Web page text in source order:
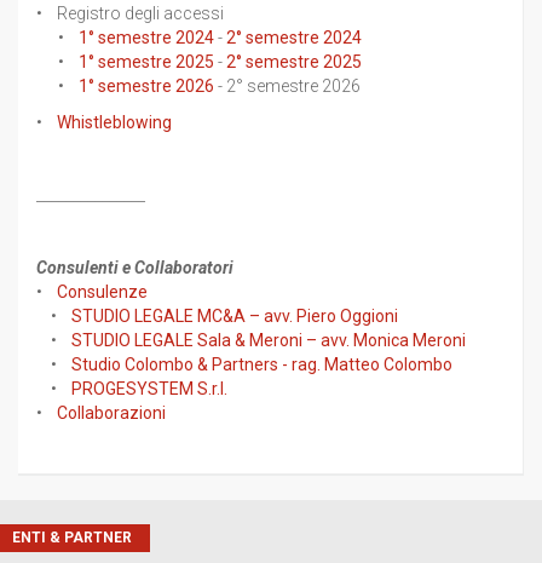
• Registro degli accessi
• 1° semestre 2024-2° semestre 2024
• 1° semestre 2025 -2° semestre 2025
• 1° semestre 2026 - 2° semestre 2026
• Whistleblowing
Consulenti e Collaboratori
• Consulenze
• STUDIO LEGALE MC&A – avv. Piero Oggioni
• STUDIO LEGALE Sala & Meroni – avv. Monica Meroni
• Studio Colombo & Partners - rag. Matteo Colombo
•
PROGESYSTEM S.r.l.
• Collaborazioni
ENTI & PARTNER